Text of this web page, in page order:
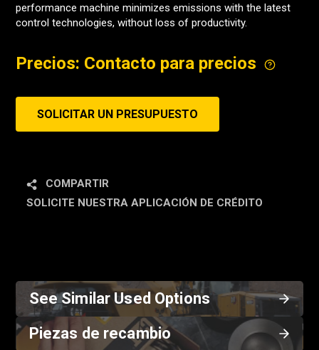
performance machine minimizes emissions with the latest
control technologies, without loss of productivity.
Precios: Contacto para precios
SOLICITAR UN PRESUPUESTO
COMPARTIR
SOLICITE NUESTRA APLICACIÓN DE CRÉDITO
See Similar Used Options
Piezas de recambio